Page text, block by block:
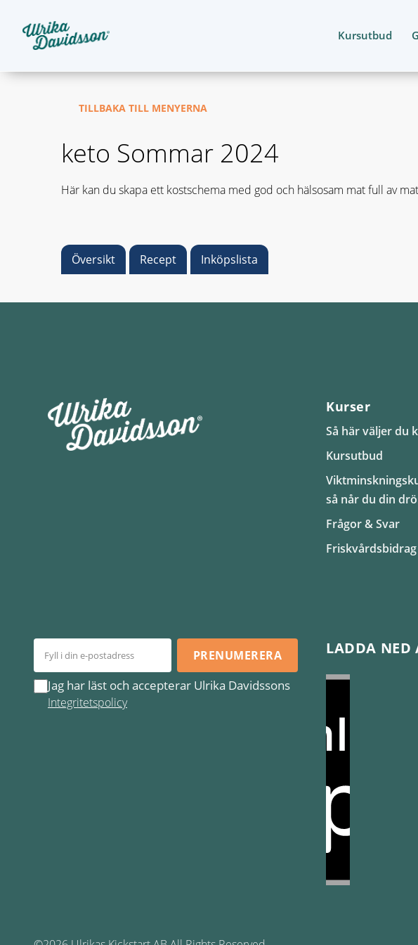
Kursutbud
TILLBAKA TILL MENYERNA
keto Sommar 2024
Här kan du skapa ett kostschema med god och hälsosam mat full av
Översikt Recept Inköpslista
Kurser
Så här väljer du
Kursutbud
så når du din
Frågor & Svar
Friskvårdsbidrag
PRENUMERERA
Jag har läst och accepterar Ulrika Davidssons
Integritetspolicy
LADDA NED